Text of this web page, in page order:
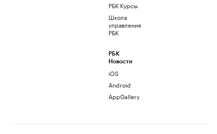
РБК Курсы
Школа
управления
РБК
РБК
Новости
iOS
Android
AppGallery